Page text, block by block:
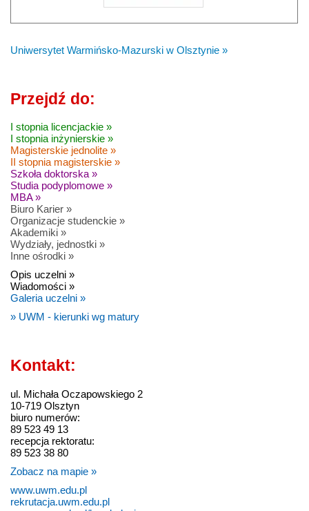
Uniwersytet Warmińsko-Mazurski w Olsztynie »
Przejdź do:
I stopnia licencjackie »
I stopnia inżynierskie »
Magisterskie jednolite »
II stopnia magisterskie »
Szkoła doktorska »
Studia podyplomowe »
MBA »
Biuro Karier »
Organizacje studenckie »
Akademiki »
Wydziały, jednostki »
Inne ośrodki »
Opis uczelni »
Wiadomości »
Galeria uczelni »
» UWM - kierunki wg matury
Kontakt:
ul. Michała Oczapowskiego 2
10-719 Olsztyn
biuro numerów:
89 523 49 13
recepcja rektoratu:
89 523 38 80
Zobacz na mapie »
www.uwm.edu.pl
rekrutacja.uwm.edu.pl